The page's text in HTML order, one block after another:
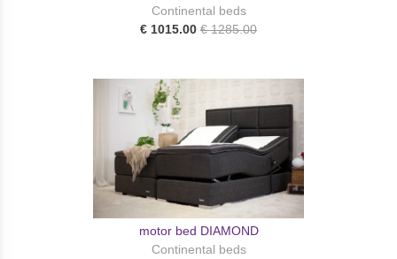
Continental beds
€ 1015.00 € 1285.00
motor bed DIAMOND
Continental beds